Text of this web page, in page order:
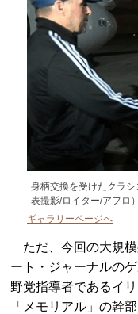
身柄交換を受けたクラ
表撮影/ロイター/アフロ）
ギャラリーページへ
ただ、今回の大規模
ート・ジャーナルの
野党指導者であるイ
「メモリアル」の幹